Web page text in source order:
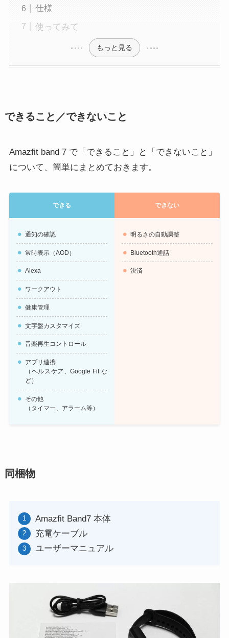
仕様
使ってみて
もっと見る
できること／できないこと
Amazfit band 7 で「できること」と「できないこと」
について、簡単にまとめておきます。
できる できない
通知の確認
常時表示（AOD）
Alexa
ワークアウト
健康管理
文字盤カスタマイズ
音楽再生コントロール
アプリ連携
（ヘルスケア、Google Fit な
ど）
その他
（タイマー、アラーム等）
明るさの自動調整
Bluetooth通話
決済
同梱物
Amazfit Band7 本体
充電ケーブル
ユーザーマニュアル